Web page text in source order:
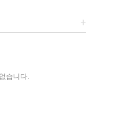
+
습니다.